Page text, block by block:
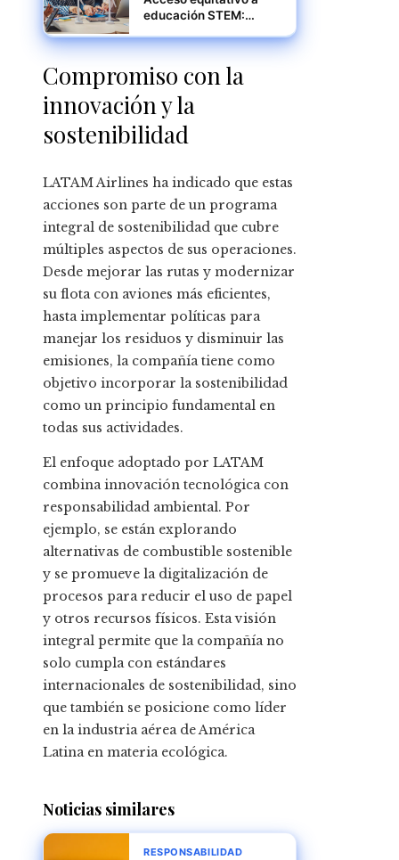
educación STEM:
del sector tecnológico
estadounidense
Compromiso con la
innovación y la
sostenibilidad
LATAM Airlines ha indicado que estas
acciones son parte de un programa
integral de sostenibilidad que cubre
múltiples aspectos de sus operaciones.
Desde mejorar las rutas y modernizar
su flota con aviones más eficientes,
hasta implementar políticas para
manejar los residuos y disminuir las
emisiones, la compañía tiene como
objetivo incorporar la sostenibilidad
como un principio fundamental en
todas sus actividades.
El enfoque adoptado por LATAM
combina innovación tecnológica con
responsabilidad ambiental. Por
ejemplo, se están explorando
alternativas de combustible sostenible
y se promueve la digitalización de
procesos para reducir el uso de papel
y otros recursos físicos. Esta visión
integral permite que la compañía no
solo cumpla con estándares
internacionales de sostenibilidad, sino
que también se posicione como líder
en la industria aérea de América
Latina en materia ecológica.
Noticias similares
RESPONSABILIDAD